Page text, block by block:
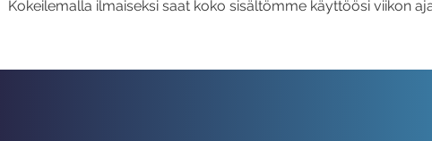
Kokeilemalla ilmaiseksi saat koko sisältömme käyttöösi viikon